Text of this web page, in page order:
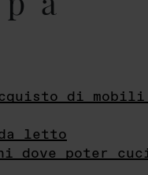
di mobili
da letto
dove poter